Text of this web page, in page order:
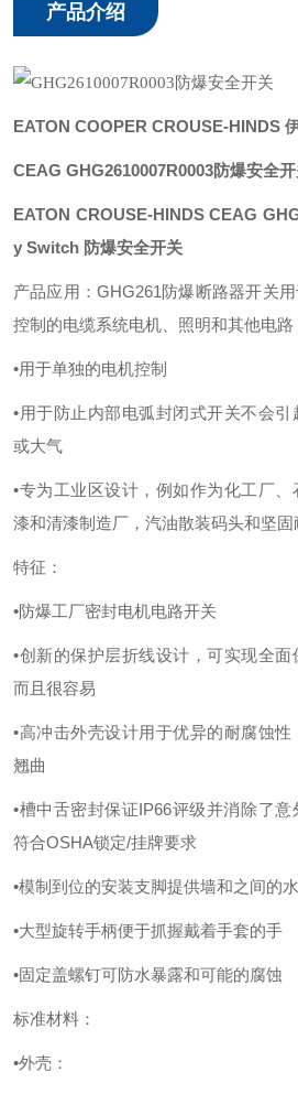
产品介绍
EATON COOPER CROUSE-HINDS
CEAG GHG2610007R0003防爆安全
EATON CROUSE-HINDS CEAG
y Switch 防爆安全开关
产品应用：GHG261防爆断路器开关
控制的电缆系统电机、照明和其他电路
•用于单独的电机控制
•用于防止内部电弧封闭式开关不会引
或大气
•专为工业区设计，例如作为化工厂
漆和清漆制造厂，汽油散装码头和坚
特征：
•防爆工厂密封电机电路开关
•创新的保护层折线设计，可实现全
而且很容易
•高冲击外壳设计用于优异的耐腐蚀
翘曲
•槽中舌密封保证IP66评级并消除了
符合OSHA锁定/挂牌要求
•模制到位的安装支脚提供墙和之间的
•大型旋转手柄便于抓握戴着手套的手
•固定盖螺钉可防水暴露和可能的腐蚀
标准材料：
•外壳：